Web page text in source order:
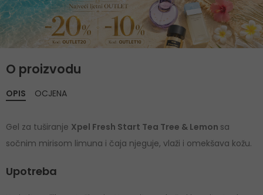
O proizvodu
OPIS
Gel za tuširanje Xpel Fresh Start Tea Tree & Lemon sa
sočnim mirisom limuna i čaja njeguje, vlaži i omekšava kožu.
Upotreba
OCJENA